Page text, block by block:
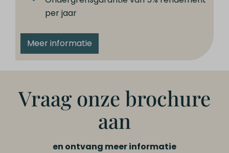
per jaar
Meer informatie
Vraag onze brochure
aan
en ontvang meer informatie